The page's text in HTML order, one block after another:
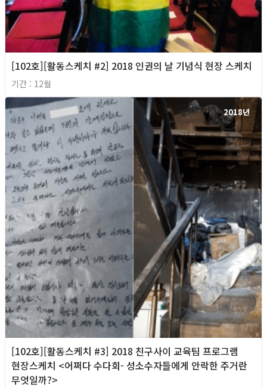
[102호][활동스케치 #2] 2018 인권의 날 기념식 현장 스케치
기간 : 12월
2018년
[102호][활동스케치 #3] 2018 친구사이 교육팀 프로그램
현장스케치 <어쩌다 수다회- 성소수자들에게 안락한 주거란
무엇일까?>